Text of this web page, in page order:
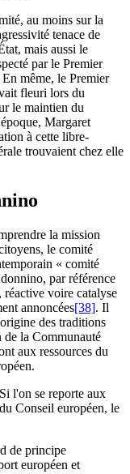
au moins sur la
tenace de
mais aussi le
par le Premier
même, le Premier
fleuri lors du
le maintien du
Margaret
à cette libre-
trouvaient chez elle
la mission
le comité
« comité
par référence
voire catalyse
annoncées[38]. Il
des traditions
la Communauté
aux ressources du
l'on se reporte aux
Conseil européen, le
de principe
européen et